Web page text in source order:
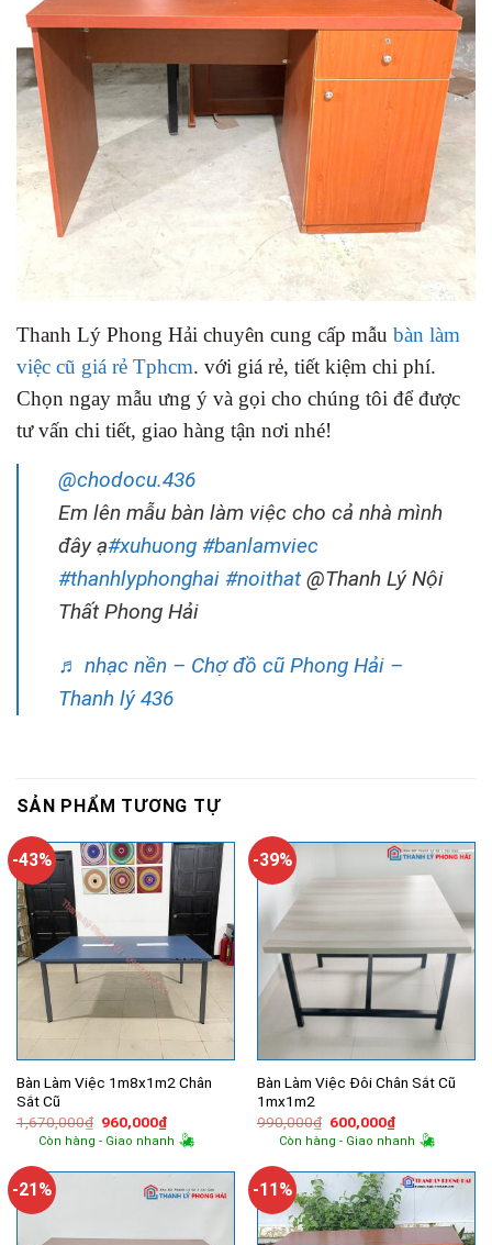
Thanh Lý Phong Hải chuyên cung cấp mẫu bàn làm
việc cũ giá rẻ Tphcm. với giá rẻ, tiết kiệm chi phí.
Chọn ngay mẫu ưng ý và gọi cho chúng tôi để được
tư vấn chi tiết, giao hàng tận nơi nhé!
@chodocu.436
Em lên mẫu bàn làm việc cho cả nhà mình
đây ạ#xuhuong #banlamviec
#thanhlyphonghai #noithat @Thanh Lý Nội
Thất Phong Hải
♬ nhạc nền – Chợ đồ cũ Phong Hải –
Thanh lý 436
SẢN PHẨM TƯƠNG TỰ
-43%
Bàn Làm Việc 1m8x1m2 Chân
Sắt Cũ
1,670,000₫ Giá
gốc
là:
960,000₫Giá
hiện
tại
960,000₫.
Còn hàng - Giao nhanh
-39%
Bàn Làm Việc Đôi Chân Sắt Cũ
1mx1m2
990,000₫ Giá
gốc
là:
600,000₫Giá
hiện
tại
600,000₫.
Còn hàng - Giao nhanh
-21% -11%